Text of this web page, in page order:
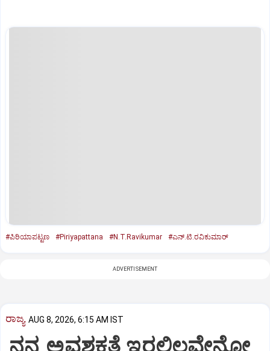
#ಪಿರಿಯಾಪಟ್ಟಣ #Piriyapattana #N.T.Ravikumar #ಎನ್.ಟಿ.ರವಿಕುಮಾರ್
ADVERTISEMENT
ರಾಜ್ಯ AUG 8, 2026, 6:15 AM IST